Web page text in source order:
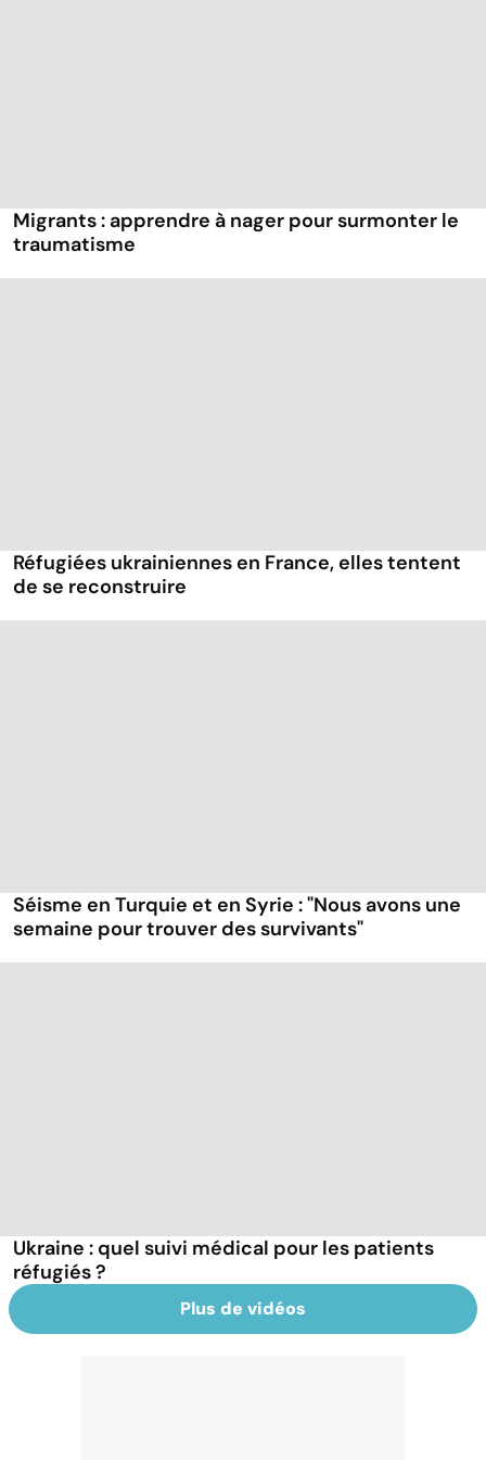
Migrants : apprendre à nager pour surmonter le
traumatisme
Réfugiées ukrainiennes en France, elles tentent
de se reconstruire
Séisme en Turquie et en Syrie : "Nous avons une
semaine pour trouver des survivants"
Ukraine : quel suivi médical pour les patients
réfugiés ?
Plus de vidéos